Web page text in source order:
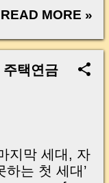
뉴스 보시면
리시죠? “국
다…” “나중에
니 괜히 마음
다. 특히 은
후에 도움이
하는 걱정이
습니다. 그런
전략: 기초연
인해야 할 5
Could
Pension in
Not Qualify
Even
of
READ MORE »
택연금
지막 세대, 자
하는 첫 세대’